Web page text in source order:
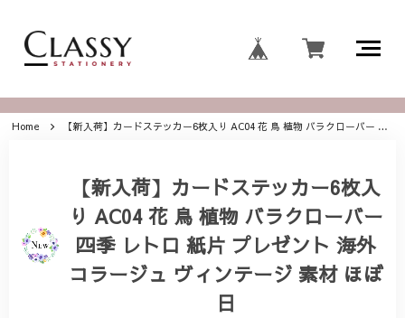
Home 【新入荷】カードステッカー6枚入り AC04 花 鳥 植物 バラクローバー 四季 レトロ 紙片 プレゼント 海外 コラージュ ヴィンテージ 素材 ほぼ日
【新入荷】カードステッカー6枚入
り AC04 花 鳥 植物 バラクローバー
四季 レトロ 紙片 プレゼント 海外
コラージュ ヴィンテージ 素材 ほぼ
日